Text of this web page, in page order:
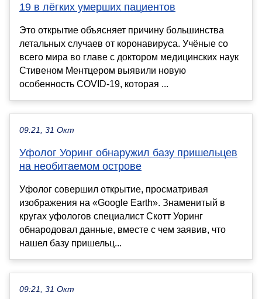
19 в лёгких умерших пациентов
Это открытие объясняет причину большинства
летальных случаев от коронавируса. Учёные со
всего мира во главе с доктором медицинских наук
Стивеном Ментцером выявили новую
особенность COVID-19, которая ...
09:21, 31 Окт
Уфолог Уоринг обнаружил базу пришельцев
на необитаемом острове
Уфолог совершил открытие, просматривая
изображения на «Google Earth». Знаменитый в
кругах уфологов специалист Скотт Уоринг
обнародовал данные, вместе с чем заявив, что
нашел базу пришельц...
09:21, 31 Окт